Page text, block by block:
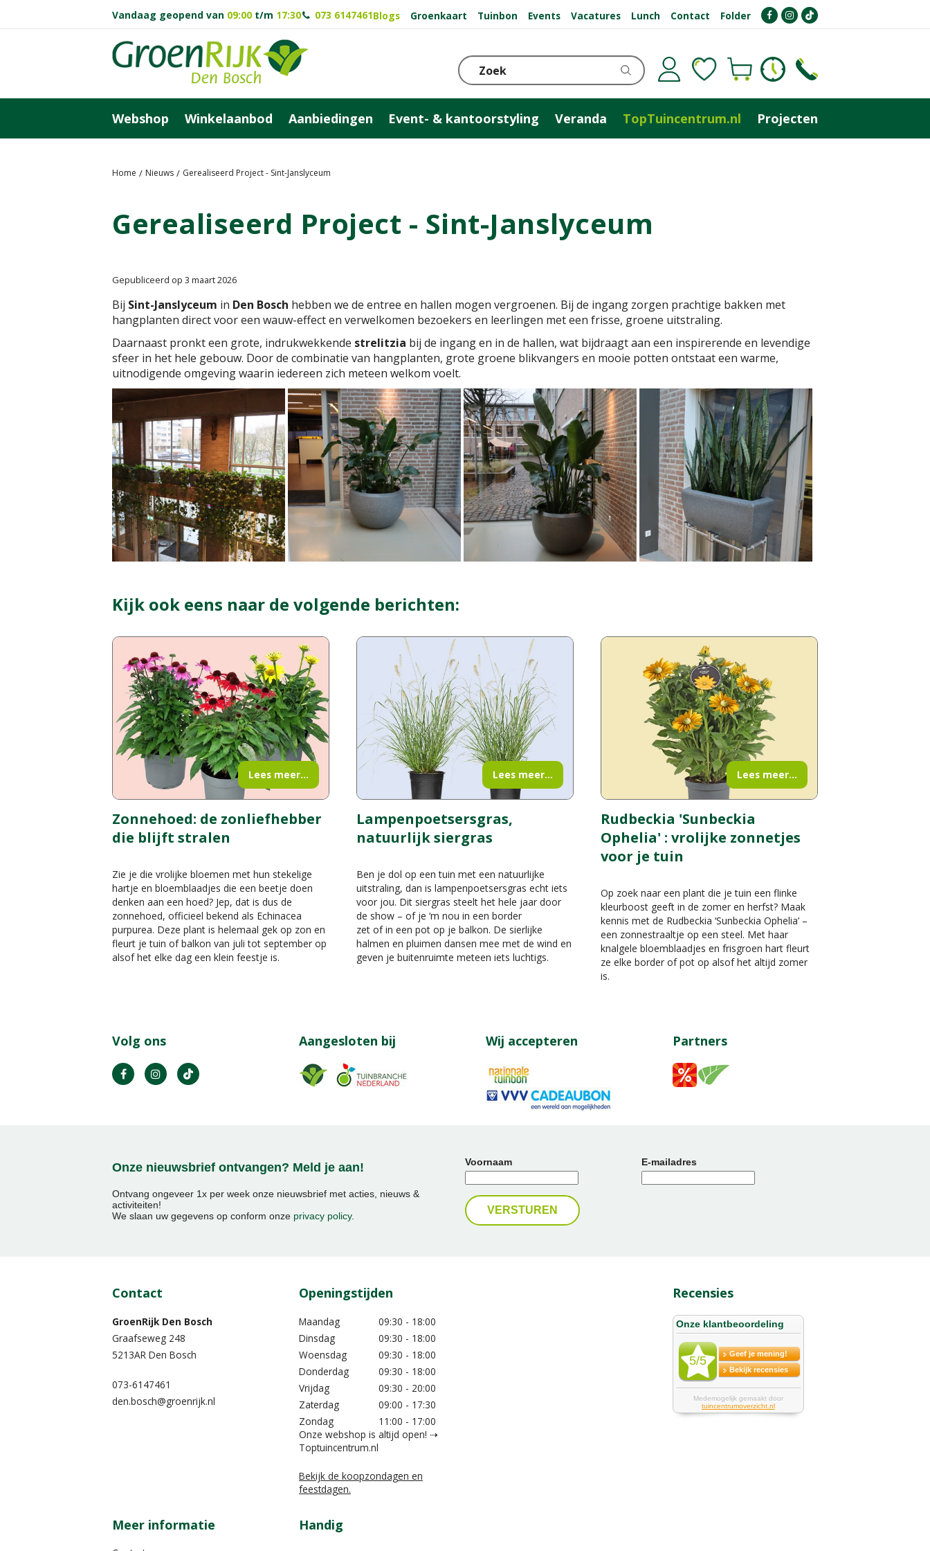
Home Nieuws Gerealiseerd Project - Sint-Janslyceum
Vandaag geopend van 09:00 t/m 17:30 073 6147461Blogs Groenkaart Tuinbon Events Vacatures Lunch Contact Folder
Webshop Winkelaanbod Aanbiedingen Event- & kantoorstyling Veranda TopTuincentrum.nl Projecten
Gerealiseerd Project - Sint-Janslyceum
Gepubliceerd op 3 maart 2026
Bij Sint-Janslyceum in Den Bosch hebben we de entree en hallen mogen vergroenen. Bij de ingang zorgen prachtige bakken met
hangplanten direct voor een wauw-effect en verwelkomen bezoekers en leerlingen met een frisse, groene uitstraling.
Daarnaast pronkt een grote, indrukwekkende strelitzia bij de ingang en in de hallen, wat bijdraagt aan een inspirerende en levendige
sfeer in het hele gebouw. Door de combinatie van hangplanten, grote groene blikvangers en mooie potten ontstaat een warme,
uitnodigende omgeving waarin iedereen zich meteen welkom voelt.
Kijk ook eens naar de volgende berichten:
Zonnehoed: de zonliefhebber
die blijft stralen
Zie je die vrolijke bloemen met hun stekelige
hartje en bloemblaadjes die een beetje doen
denken aan een hoed? Jep, dat is dus de
zonnehoed, officieel bekend als Echinacea
purpurea. Deze plant is helemaal gek op zon en
fleurt je tuin of balkon van juli tot september op
alsof het elke dag een klein feestje is.
Lees meer...
Lampenpoetsersgras,
natuurlijk siergras
Ben je dol op een tuin met een natuurlijke
uitstraling, dan is lampenpoetsersgras echt iets
voor jou. Dit siergras steelt het hele jaar door
de show – of je ‘m nou in een border
zet of in een pot op je balkon. De sierlijke
halmen en pluimen dansen mee met de wind en
geven je buitenruimte meteen iets luchtigs.
Lees meer...
Rudbeckia 'Sunbeckia
Ophelia' : vrolijke zonnetjes
voor je tuin
Op zoek naar een plant die je tuin een flinke
kleurboost geeft in de zomer en herfst? Maak
kennis met de Rudbeckia ‘Sunbeckia Ophelia’ –
een zonnestraaltje op een steel. Met haar
knalgele bloemblaadjes en frisgroen hart fleurt
ze elke border of pot op alsof het altijd zomer
is.
Lees meer...
Volg ons Aangesloten bij Wij accepteren Partners
Onze nieuwsbrief ontvangen? Meld je aan!
Ontvang ongeveer 1x per week onze nieuwsbrief met acties, nieuws &
activiteiten!
We slaan uw gegevens op conform onze privacy policy.
Voornaam E-mailadres
Contact
GroenRijk Den Bosch
Graafseweg 248
5213AR Den Bosch
073-6147461
den.bosch@groenrijk.nl
Openingstijden
Maandag
09:30 - 18:00
Dinsdag
09:30 - 18:00
Woensdag
09:30 - 18:00
Donderdag
09:30 - 18:00
Vrijdag
09:30 - 20:00
Zaterdag
09:00 - 17:30
Zondag
11:00 - 17:00
Onze webshop is altijd open! ⇢
Toptuincentrum.nl
Bekijk de koopzondagen en
feestdagen.
Recensies
Meer informatie Handig